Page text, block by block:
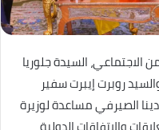
الاجتماعي، السيدة جلوريا
روبرت إيبرت سفير
الصيرفي مساعدة لوزيرة